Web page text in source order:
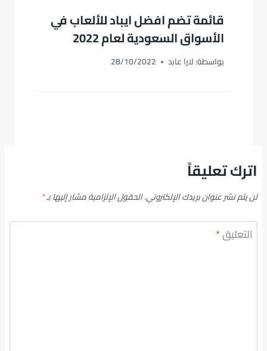
قائمة تضم افضل ايباد للألعاب في
الأسواق السعودية لعام 2022
بواسطة:لارا عابد 28/10/2022
اترك تعليقاً
لن يتم نشر عنوان بريدك الإلكتروني.الحقول الإلزامية مشار إليها بـ*
التعليق*